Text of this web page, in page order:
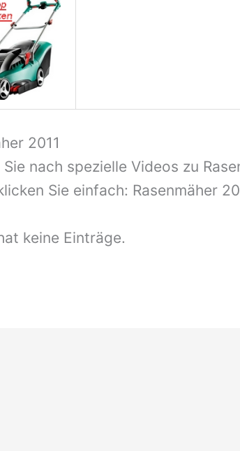
2011
nach spezielle Videos zu
Sie einfach: Rasenmäher
keine Einträge.